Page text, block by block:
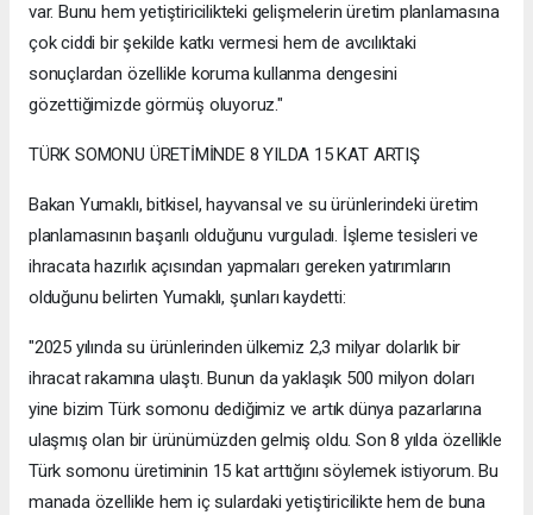
var. Bunu hem yetiştiricilikteki gelişmelerin üretim planlamasına
çok ciddi bir şekilde katkı vermesi hem de avcılıktaki
sonuçlardan özellikle koruma kullanma dengesini
gözettiğimizde görmüş oluyoruz."
TÜRK SOMONU ÜRETİMİNDE 8 YILDA 15 KAT ARTIŞ
Bakan Yumaklı, bitkisel, hayvansal ve su ürünlerindeki üretim
planlamasının başarılı olduğunu vurguladı. İşleme tesisleri ve
ihracata hazırlık açısından yapmaları gereken yatırımların
olduğunu belirten Yumaklı, şunları kaydetti:
"2025 yılında su ürünlerinden ülkemiz 2,3 milyar dolarlık bir
ihracat rakamına ulaştı. Bunun da yaklaşık 500 milyon doları
yine bizim Türk somonu dediğimiz ve artık dünya pazarlarına
ulaşmış olan bir ürünümüzden gelmiş oldu. Son 8 yılda özellikle
Türk somonu üretiminin 15 kat arttığını söylemek istiyorum. Bu
manada özellikle hem iç sulardaki yetiştiricilikte hem de buna